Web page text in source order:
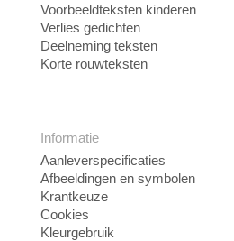
Voorbeeldteksten kinderen
Verlies gedichten
Deelneming teksten
Korte rouwteksten
Informatie
Aanleverspecificaties
Afbeeldingen en symbolen
Krantkeuze
Cookies
Kleurgebruik